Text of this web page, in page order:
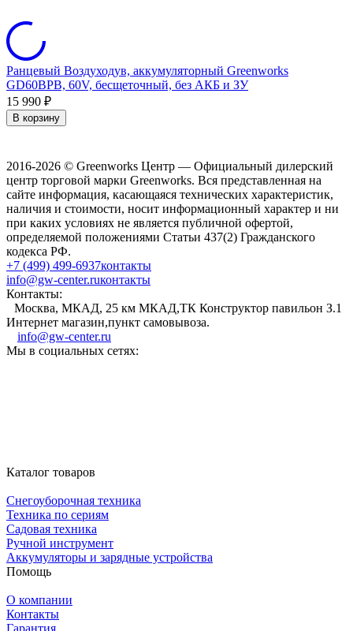
Ранцевый Воздуходув, аккумуляторный Greenworks
GD60BPB, 60V, бесщеточный, без АКБ и ЗУ
15 990 ₽
В корзину
2016-2026 © Greenworks Центр — Официальный дилерский
центр торговой марки Greenworks. Вся представленная на
сайте информация, касающаяся технических характеристик,
наличия и стоимости, носит информационный характер и ни
при каких условиях не является публичной офертой,
определяемой положениями Статьи 437(2) Гражданского
кодекса РФ.
+7 (499) 499-6937контакты
info@gw-center.ruконтакты
Контакты:
Москва, МКАД, 25 км МКАД,ТК Конструктор павильон З.1
Интернет магазин,пункт самовывоза.
info@gw-center.ru
Мы в социальных сетях:
Каталог товаров
Снегоуборочная техника
Техника по сериям
Садовая техника
Ручной инструмент
Аккумуляторы и зарядные устройства
Помощь
О компании
Контакты